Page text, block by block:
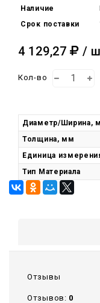
Наличие
Срок поставки
4 129,27 /
Кол-во
Диаметр/Ширина,
Толщина, мм
Единица
Тип Материала
Отзывы
Отзывов: 0